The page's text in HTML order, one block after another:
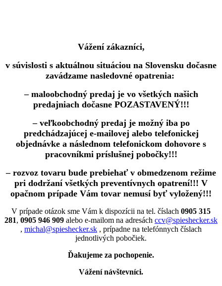
Vážení zákazníci,
v súvislosti s aktuálnou situáciou na Slovensku dočasne
zavádzame nasledovné opatrenia:
– maloobchodný predaj je vo všetkých našich
predajniach dočasne POZASTAVENÝ!!!
– veľkoobchodný predaj je možný iba po
predchádzajúcej e-mailovej alebo telefonickej
objednávke a následnom telefonickom dohovore s
pracovníkmi príslušnej pobočky!!!
– rozvoz tovaru bude prebiehať v obmedzenom režime
pri dodržaní všetkých preventívnych opatrení!!! V
opačnom prípade Vám tovar nemusí byť vyložený!!!
V prípade otázok sme Vám k dispozícii na tel. číslach 0905 315
281, 0905 946 909 alebo e-mailom na adresách ccv@spieshecker.sk
, michal@spieshecker.sk , prípadne na telefónnych číslach
jednotlivých pobočiek.
Ďakujeme za pochopenie.
Vážení návštevníci.